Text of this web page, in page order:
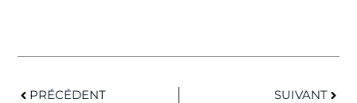
PRÉCÉDENT SUIVANT